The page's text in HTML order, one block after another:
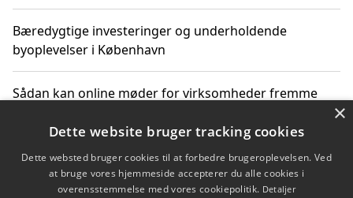
Bæredygtige investeringer og underholdende
byoplevelser i København
Sådan kan online møder for virksomheder fremme
Copyright 2026 - Pilanto Aps
×
Dette website bruger tracking cookies
Dette websted bruger cookies til at forbedre brugeroplevelsen. Ved
at bruge vores hjemmeside accepterer du alle cookies i
overensstemmelse med vores cookiepolitik. Detaljer